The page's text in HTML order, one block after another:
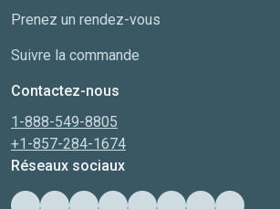
Prenez un rendez-vous
Suivre la commande
Contactez-nous
1-888-549-8805
+1-857-284-1674
Réseaux sociaux